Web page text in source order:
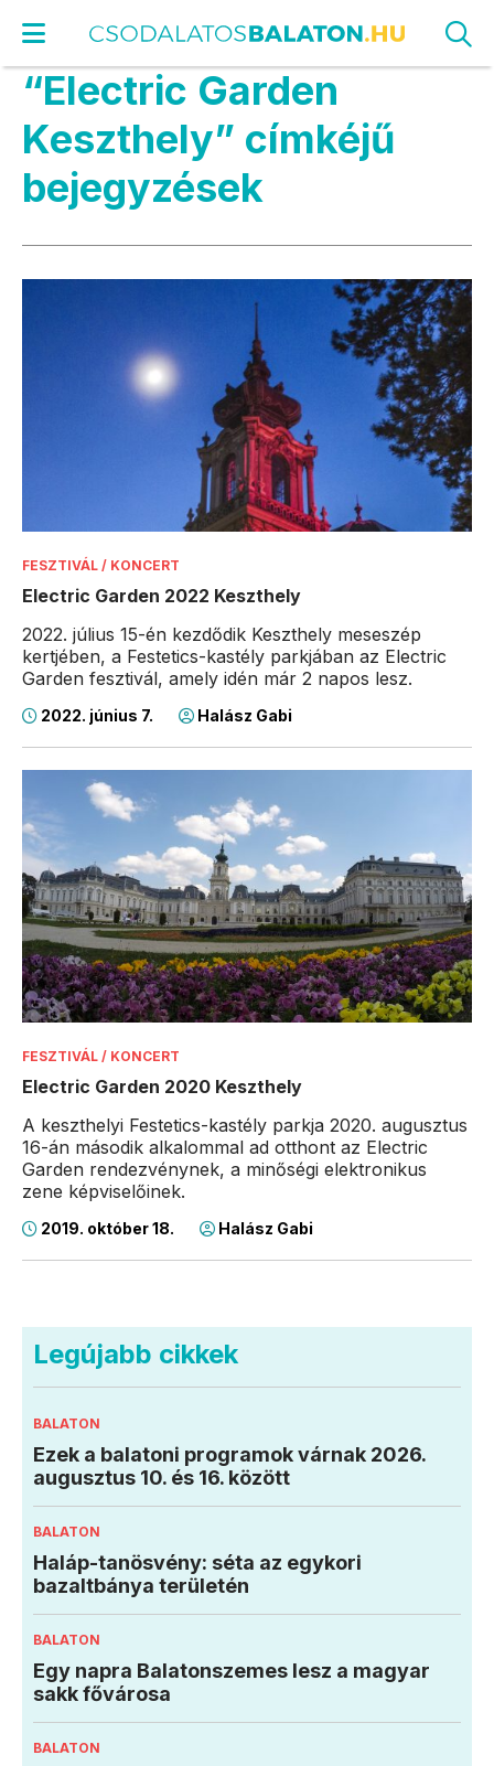
“Electric Garden
Keszthely” címkéjű
bejegyzések
FESZTIVÁL / KONCERT
Electric Garden 2022 Keszthely
2022. július 15-én kezdődik Keszthely meseszép
kertjében, a Festetics-kastély parkjában az Electric
Garden fesztivál, amely idén már 2 napos lesz.
2022. június 7. Halász Gabi
FESZTIVÁL / KONCERT
Electric Garden 2020 Keszthely
A keszthelyi Festetics-kastély parkja 2020. augusztus
16-án második alkalommal ad otthont az Electric
Garden rendezvénynek, a minőségi elektronikus
zene képviselőinek.
2019. október 18. Halász Gabi
Legújabb cikkek
BALATON
Ezek a balatoni programok várnak 2026.
augusztus 10. és 16. között
BALATON
Haláp-tanösvény: séta az egykori
bazaltbánya területén
BALATON
Egy napra Balatonszemes lesz a magyar
sakk fővárosa
BALATON